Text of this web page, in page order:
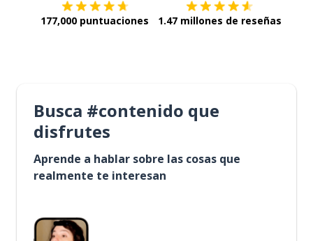
177,000 puntuaciones 1.47 millones de reseñas
Busca #contenido que
disfrutes
Aprende a hablar sobre las cosas que
realmente te interesan